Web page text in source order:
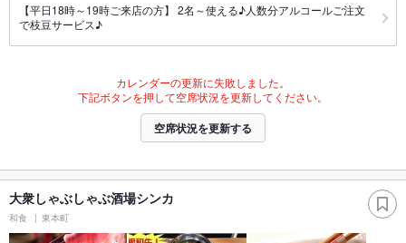
【平日18時～19時ご来店の方】 2名～使える♪人数分アルコールご注文
で枝豆サービス♪
カレンダーの更新に失敗しました。
下記ボタンを押して空席状況を更新してください。
空席状況を更新する
大衆しゃぶしゃぶ酒場シンカ
和食 東本町